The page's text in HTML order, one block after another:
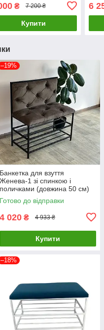
₴ 7 200 ₴
Купити
6
–19%
Банкетка для взуття
Женева-1 зі спинкою і
поличками (довжина 50 см)
Велюр коричневий 1-0-9005
Готово до відправки
4 020 ₴ 4 933 ₴
Купити
–18%